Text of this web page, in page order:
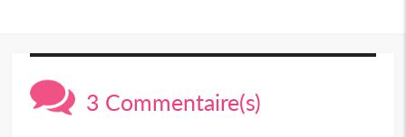
3 Commentaire(s)